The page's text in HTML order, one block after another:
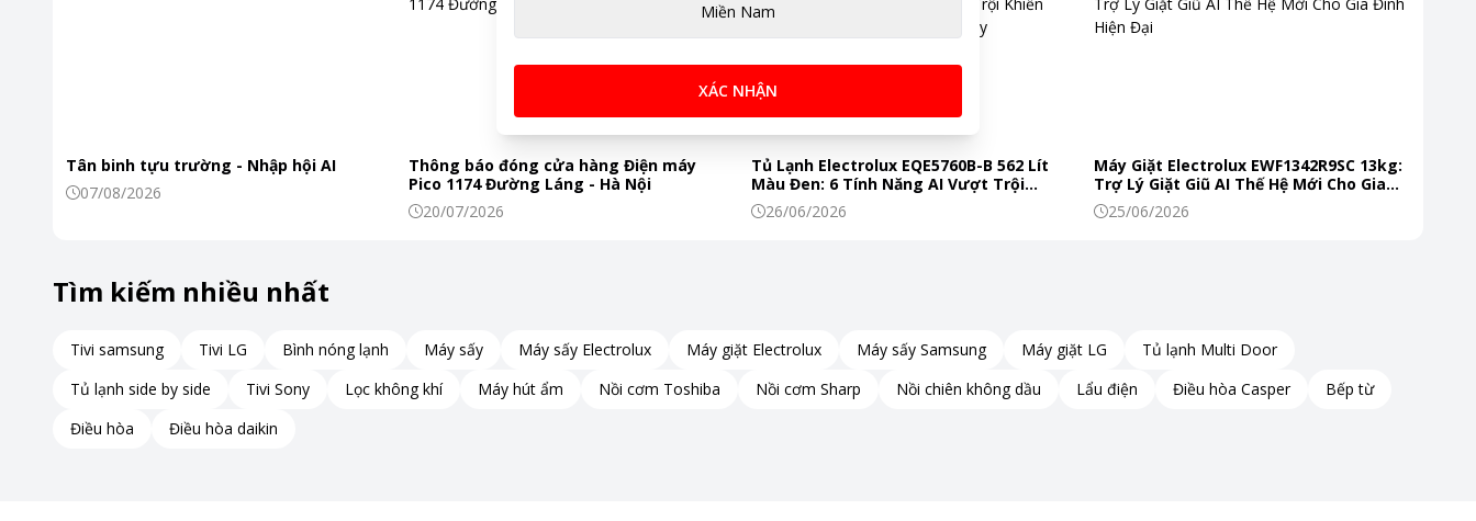
Tân binh tựu trường - Nhập hội AI
07/08/2026
Thông báo đóng cửa hàng Điện máy
Pico 1174 Đường Láng - Hà Nội
20/07/2026
Tủ Lạnh Electrolux EQE5760B-B 562 Lít
Màu Đen: 6 Tính Năng AI Vượt Trội
Khiến Thực Phẩm Tươi Ngon Mỗi Ngày
26/06/2026
Máy Giặt Electrolux EWF1342R9SC 13kg:
Trợ Lý Giặt Giũ AI Thế Hệ Mới Cho Gia
Đình Hiện Đại
25/06/2026
Tìm kiếm nhiều nhất
Tivi samsung Tivi LG Bình nóng lạnh Máy sấy Máy sấy Electrolux Máy giặt Electrolux Máy sấy Samsung Máy giặt LG
Tủ lạnh Multi Door
Tủ lạnh side by side
Tivi Sony Lọc không khí Máy hút ẩm Nồi cơm Toshiba Nồi cơm Sharp Nồi chiên không dầu Lẩu điện Điều hòa Casper
Bếp từ
Điều hòa
Điều hòa daikin
Miền Nam
XÁC NHẬN